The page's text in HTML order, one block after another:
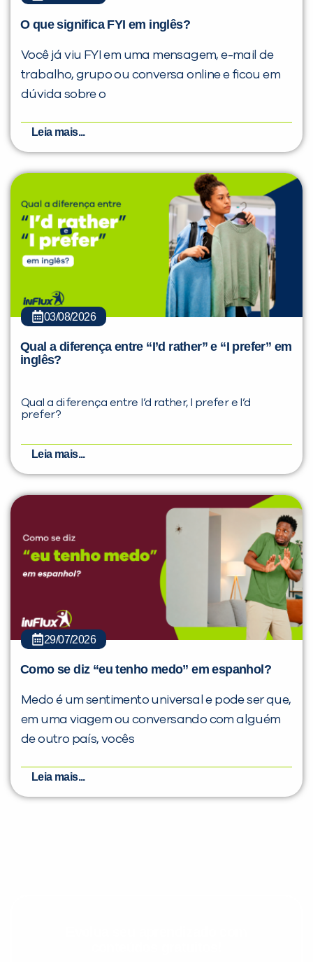
O que significa FYI em inglês?
Você já viu FYI em uma mensagem, e-mail de
trabalho, grupo ou conversa online e ficou em
dúvida sobre o
Leia mais...
03/08/2026
Qual a diferença entre “I’d rather” e “I prefer” em
inglês?
Qual a diferença entre I’d rather, I prefer e I’d
prefer?
Leia mais...
29/07/2026
Como se diz “eu tenho medo” em espanhol?
Medo é um sentimento universal e pode ser que,
em uma viagem ou conversando com alguém
de outro país, vocês
Leia mais...